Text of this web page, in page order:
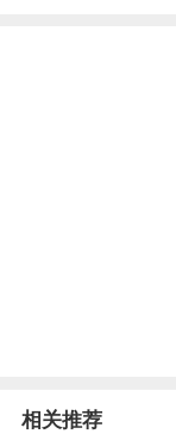
相关推荐